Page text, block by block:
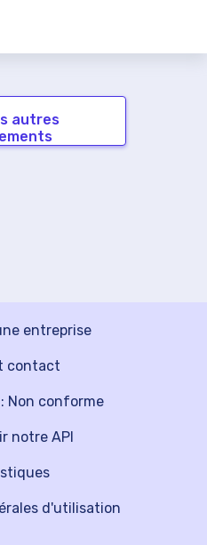
autres
entreprise
notre API
contact
Non conforme
d'utilisation